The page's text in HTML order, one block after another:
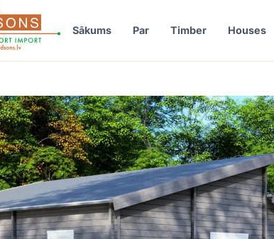
Sākums Par Timber Houses